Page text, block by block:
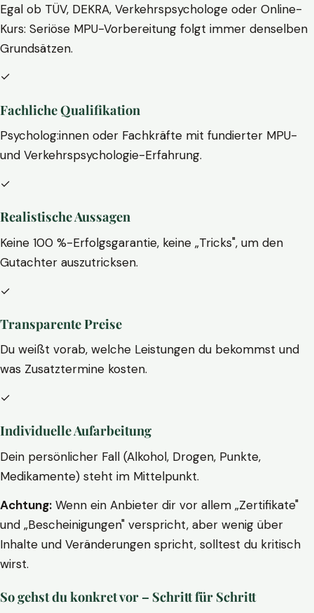
Egal ob TÜV, DEKRA, Verkehrspsychologe oder Online-
Kurs: Seriöse MPU-Vorbereitung folgt immer denselben
Grundsätzen.
✓
Fachliche Qualifikation
Psycholog:innen oder Fachkräfte mit fundierter MPU-
und Verkehrspsychologie-Erfahrung.
✓
Realistische Aussagen
Keine 100 %-Erfolgsgarantie, keine „Tricks", um den
Gutachter auszutricksen.
✓
Transparente Preise
Du weißt vorab, welche Leistungen du bekommst und
was Zusatztermine kosten.
✓
Individuelle Aufarbeitung
Dein persönlicher Fall (Alkohol, Drogen, Punkte,
Medikamente) steht im Mittelpunkt.
Achtung: Wenn ein Anbieter dir vor allem „Zertifikate"
und „Bescheinigungen" verspricht, aber wenig über
Inhalte und Veränderungen spricht, solltest du kritisch
wirst.
So gehst du konkret vor – Schritt für Schritt